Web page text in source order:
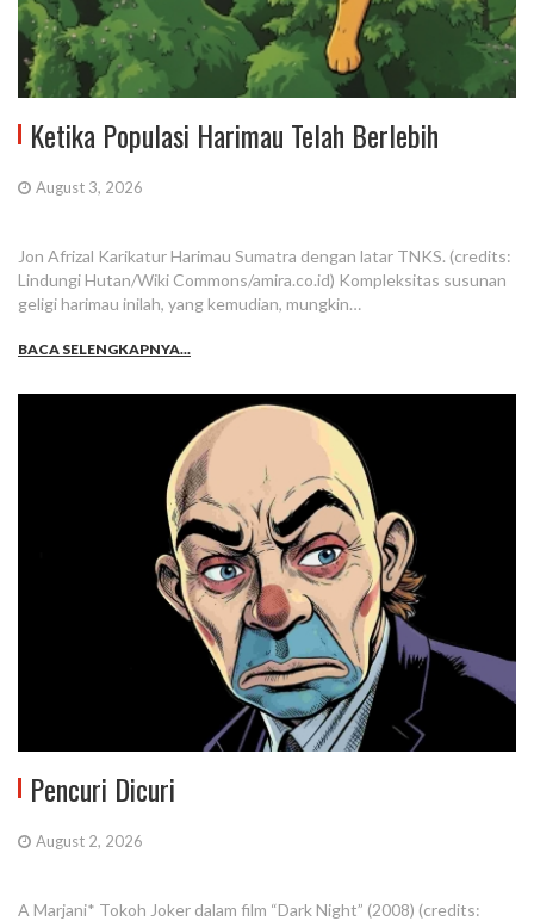
Ketika Populasi Harimau Telah Berlebih
August 3, 2026
Jon Afrizal Karikatur Harimau Sumatra dengan latar TNKS. (credits:
Lindungi Hutan/Wiki Commons/amira.co.id) Kompleksitas susunan
geligi harimau inilah, yang kemudian, mungkin…
BACA SELENGKAPNYA...
Pencuri Dicuri
August 2, 2026
A Marjani* Tokoh Joker dalam film “Dark Night” (2008) (credits: